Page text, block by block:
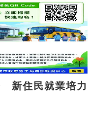
新住民就業培力